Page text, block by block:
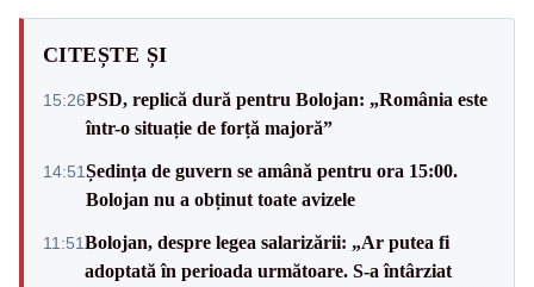
CITEȘTE ȘI
15:26PSD, replică dură pentru Bolojan: „România este
într-o situație de forță majoră”
14:51Ședința de guvern se amână pentru ora 15:00.
Bolojan nu a obținut toate avizele
11:51Bolojan, despre legea salarizării: „Ar putea fi
adoptată în perioada următoare. S-a întârziat